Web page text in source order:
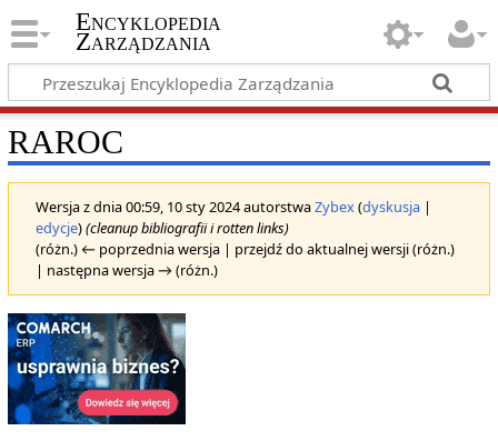
Encyklopedia
Zarządzania
RAROC
Wersja z dnia 00:59, 10 sty 2024 autorstwaZybex(dyskusja|
edycje)(cleanup bibliografii i rotten links)
(różn.) ← poprzednia wersja | przejdź do aktualnej wersji (różn.)
| następna wersja → (różn.)